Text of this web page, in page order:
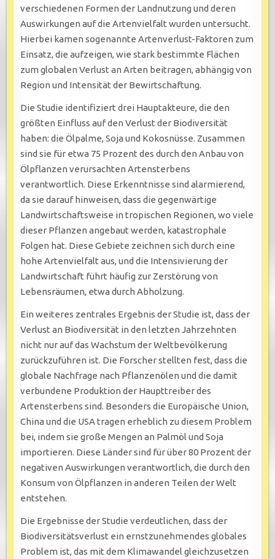
verschiedenen Formen der Landnutzung und deren
Auswirkungen auf die Artenvielfalt wurden untersucht.
Hierbei kamen sogenannte Artenverlust-Faktoren zum
Einsatz, die aufzeigen, wie stark bestimmte Flächen
zum globalen Verlust an Arten beitragen, abhängig von
Region und Intensität der Bewirtschaftung.
Die Studie identifiziert drei Hauptakteure, die den
größten Einfluss auf den Verlust der Biodiversität
haben: die Ölpalme, Soja und Kokosnüsse. Zusammen
sind sie für etwa 75 Prozent des durch den Anbau von
Ölpflanzen verursachten Artensterbens
verantwortlich. Diese Erkenntnisse sind alarmierend,
da sie darauf hinweisen, dass die gegenwärtige
Landwirtschaftsweise in tropischen Regionen, wo viele
dieser Pflanzen angebaut werden, katastrophale
Folgen hat. Diese Gebiete zeichnen sich durch eine
hohe Artenvielfalt aus, und die Intensivierung der
Landwirtschaft führt häufig zur Zerstörung von
Lebensräumen, etwa durch Abholzung.
Ein weiteres zentrales Ergebnis der Studie ist, dass der
Verlust an Biodiversität in den letzten Jahrzehnten
nicht nur auf das Wachstum der Weltbevölkerung
zurückzuführen ist. Die Forscher stellten fest, dass die
globale Nachfrage nach Pflanzenölen und die damit
verbundene Produktion der Haupttreiber des
Artensterbens sind. Besonders die Europäische Union,
China und die USA tragen erheblich zu diesem Problem
bei, indem sie große Mengen an Palmöl und Soja
importieren. Diese Länder sind für über 80 Prozent der
negativen Auswirkungen verantwortlich, die durch den
Konsum von Ölpflanzen in anderen Teilen der Welt
entstehen.
Die Ergebnisse der Studie verdeutlichen, dass der
Biodiversitätsverlust ein ernstzunehmendes globales
Problem ist, das mit dem Klimawandel gleichzusetzen